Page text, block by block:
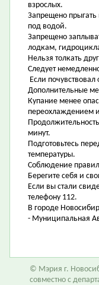
взрослых.
Запрещено прыгать
под водой.
Запрещено
лодкам,
Нельзя толкать
Следует
Если
Дополнительные
Купание менее
переохлаждением
минут.
Подготовьтесь
температуры.
Соблюдение
Берегите себя и
Если вы стали
телефону 112.
В городе
- Муниципальная
© Мэрия г.
совместно с